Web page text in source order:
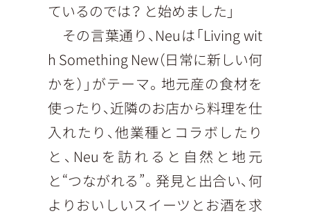
ているのでは？ と始めました」
その言葉通り、Neuは「Living wit
h Something New（日常に新しい何
かを）」がテーマ。地元産の食材を
使ったり、近隣のお店から料理を仕
入れたり、他業種とコラボしたり
と、Neuを訪れると自然と地元
と“つながれる”。発見と出合い、何
よりおいしいスイーツとお酒を求